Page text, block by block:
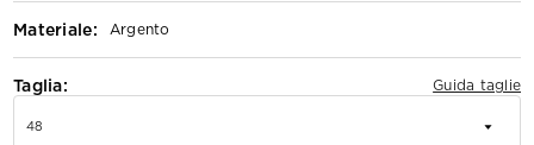
Materiale: Argento
Taglia: Guida taglie
48